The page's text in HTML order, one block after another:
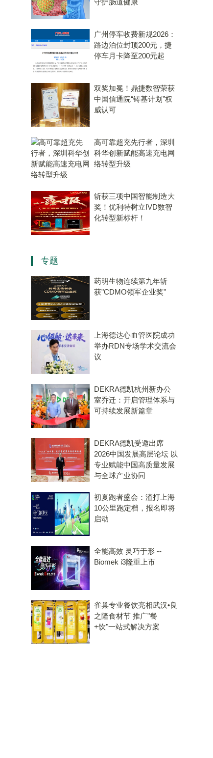
守护肠道健康
广州停车收费新规2026：
路边泊位封顶200元，捷
停车月卡降至200元起
双奖加冕！鼎捷数智荣获
中国信通院“铸基计划”权
威认可
高可靠超充先行者，深圳
科华创新赋能高速充电网
络转型升级
斩获三项中国智能制造大
奖！优利特树立IVD数智
化转型新标杆！
专题
药明生物连续第九年斩
获"CDMO领军企业奖"
上海德达心血管医院成功
举办RDN专场学术交流会
议
DEKRA德凯杭州新办公
室乔迁：开启管理体系与
可持续发展新篇章
DEKRA德凯受邀出席
2026中国发展高层论坛 以
专业赋能中国高质量发展
与全球产业协同
初夏跑者盛会：渣打上海
10公里跑定档，报名即将
启动
全能高效 灵巧于形 --
Biomek i3隆重上市
雀巢专业餐饮亮相武汉•良
之隆食材节 推广"餐
+饮"一站式解决方案